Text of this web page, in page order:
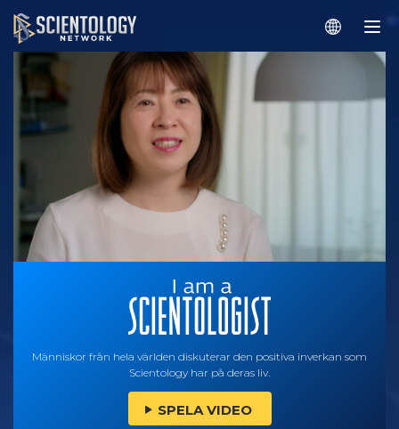
Människor från hela världen diskuterar den positiva inverkan som
Scientology har på deras liv.
SPELA VIDEO